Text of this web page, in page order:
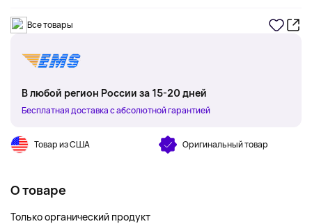
Все товары
В любой регион России за 15-20 дней
Бесплатная доставка с абсолютной гарантией
Товар из США Оригинальный товар
О товаре
Только органический продукт